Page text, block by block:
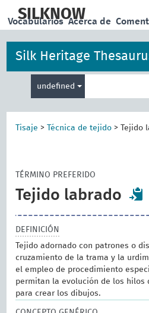
main
SILKNOW
Vocabularios Acerca de
Silk Heritage
undefined
Tisaje > Técnica de tejido > Tejido
TÉRMINO PREFERIDO
Tejido labrado
DEFINICIÓN
Tejido adornado con patrones o
cruzamiento de la trama y la
el empleo de procedimiento
permitan la evolución de los hilos
para crear los dibujos.